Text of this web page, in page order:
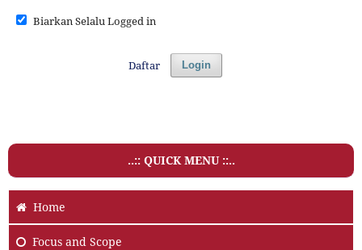
Biarkan Selalu Logged in
Login
Daftar
..:: QUICK MENU ::..
Home
Focus and Scope